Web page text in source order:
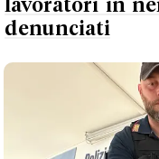
lavoratori in
denunciati